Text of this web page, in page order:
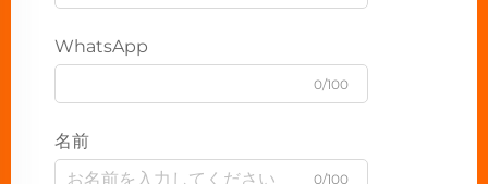
WhatsApp
0/100
名前
0/100